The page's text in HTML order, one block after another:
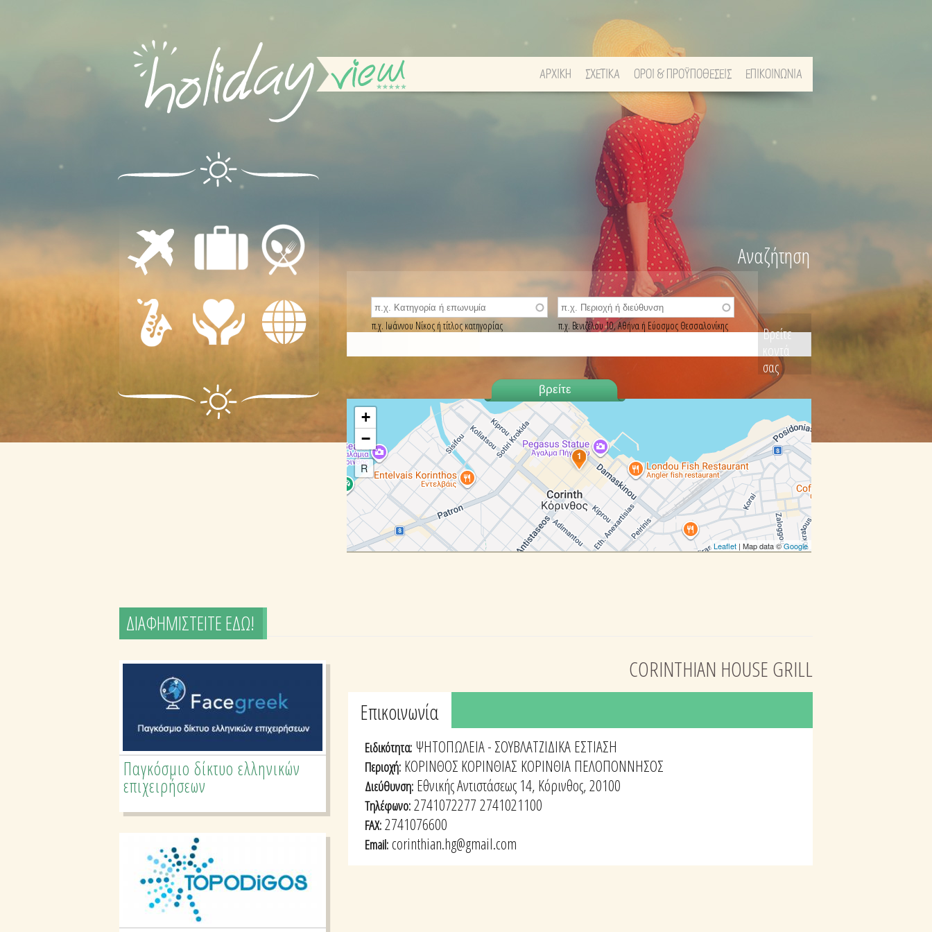
ΑΡΧΙΚΗ ΣΧΕΤΙΚΑ ΟΡΟΙ & ΠΡΟΫΠΟΘΕΣΕΙΣ ΕΠΙΚΟΙΝΩΝΙΑ
ΜΕΤΑΦΟΡΕΣ
ΔΙΑΣΚΕΔΑΣΗ
ΨΥΧΑΓΩΓΙΑ
ΙΑΤΡΙΚΗ
ΦΡΟΝΤΙΔΑ
- ΠΡΩΤΕΣ
ΔΙΑΦΟΡΑ
Αναζήτηση
π.χ. Ιωάννου Νίκος ή τίτλος κατηγορίας π.χ. Βενιζέλου 10, Αθήνα ή Εύοσμος Θεσσαλονίκης
Βρείτε
κοντά
σας
1
+
−
R
Leaflet | Map data ©Google
You are here
Home » CORINTHIAN HOUSE GRILL
CORINTHIAN HOUSE GRILL
ΔΙΑΦΗΜΙΣΤΕΙΤΕ ΕΔΩ!
Παγκόσμιο δίκτυο ελληνικών
επιχειρήσεων
Tabs group καταχώρησης
Επικοινωνία
tab)
Ειδικότητα: ΨΗΤΟΠΩΛΕΙΑ - ΣΟΥΒΛΑΤΖΙΔΙΚΑ ΕΣΤΙΑΣΗ
Περιοχή: ΚΟΡΙΝΘΟΣ ΚΟΡΙΝΘΙΑΣ ΚΟΡΙΝΘΙΑ ΠΕΛΟΠΟΝΝΗΣΟΣ
Διεύθυνση: Εθνικής Αντιστάσεως 14, Κόρινθος, 20100
Τηλέφωνο:2741072277 2741021100
FAX:2741076600
Email:corinthian.hg@gmail.com